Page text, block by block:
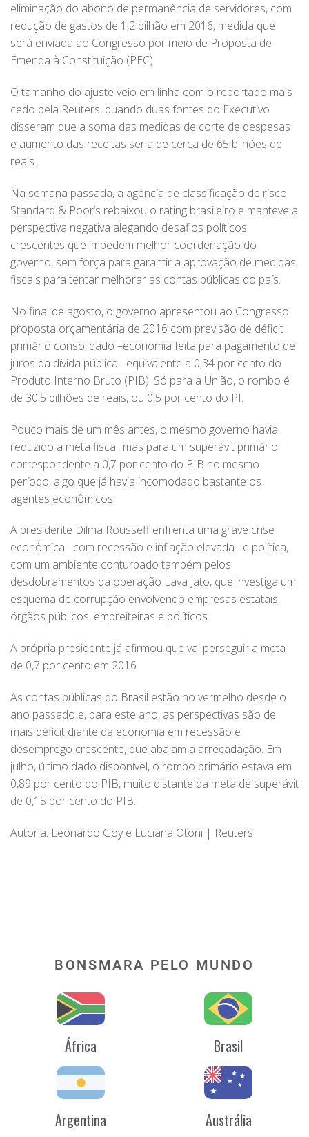
eliminação do abono de permanência de servidores, com
redução de gastos de 1,2 bilhão em 2016, medida que
será enviada ao Congresso por meio de Proposta de
Emenda à Constituição (PEC).
O tamanho do ajuste veio em linha com o reportado mais
cedo pela Reuters, quando duas fontes do Executivo
disseram que a soma das medidas de corte de despesas
e aumento das receitas seria de cerca de 65 bilhões de
reais.
Na semana passada, a agência de classificação de risco
Standard & Poor’s rebaixou o rating brasileiro e manteve a
perspectiva negativa alegando desafios políticos
crescentes que impedem melhor coordenação do
governo, sem força para garantir a aprovação de medidas
fiscais para tentar melhorar as contas públicas do país.
No final de agosto, o governo apresentou ao Congresso
proposta orçamentária de 2016 com previsão de déficit
primário consolidado –economia feita para pagamento de
juros da dívida pública– equivalente a 0,34 por cento do
Produto Interno Bruto (PIB). Só para a União, o rombo é
de 30,5 bilhões de reais, ou 0,5 por cento do PI.
Pouco mais de um mês antes, o mesmo governo havia
reduzido a meta fiscal, mas para um superávit primário
correspondente a 0,7 por cento do PIB no mesmo
período, algo que já havia incomodado bastante os
agentes econômicos.
A presidente Dilma Rousseff enfrenta uma grave crise
econômica –com recessão e inflação elevada– e política,
com um ambiente conturbado também pelos
desdobramentos da operação Lava Jato, que investiga um
esquema de corrupção envolvendo empresas estatais,
órgãos públicos, empreiteiras e políticos.
A própria presidente já afirmou que vai perseguir a meta
de 0,7 por cento em 2016.
As contas públicas do Brasil estão no vermelho desde o
ano passado e, para este ano, as perspectivas são de
mais déficit diante da economia em recessão e
desemprego crescente, que abalam a arrecadação. Em
julho, último dado disponível, o rombo primário estava em
0,89 por cento do PIB, muito distante da meta de superávit
de 0,15 por cento do PIB.
Autoria: Leonardo Goy e Luciana Otoni | Reuters
BONSMARA PELO MUNDO
África Brasil
Argentina Austrália